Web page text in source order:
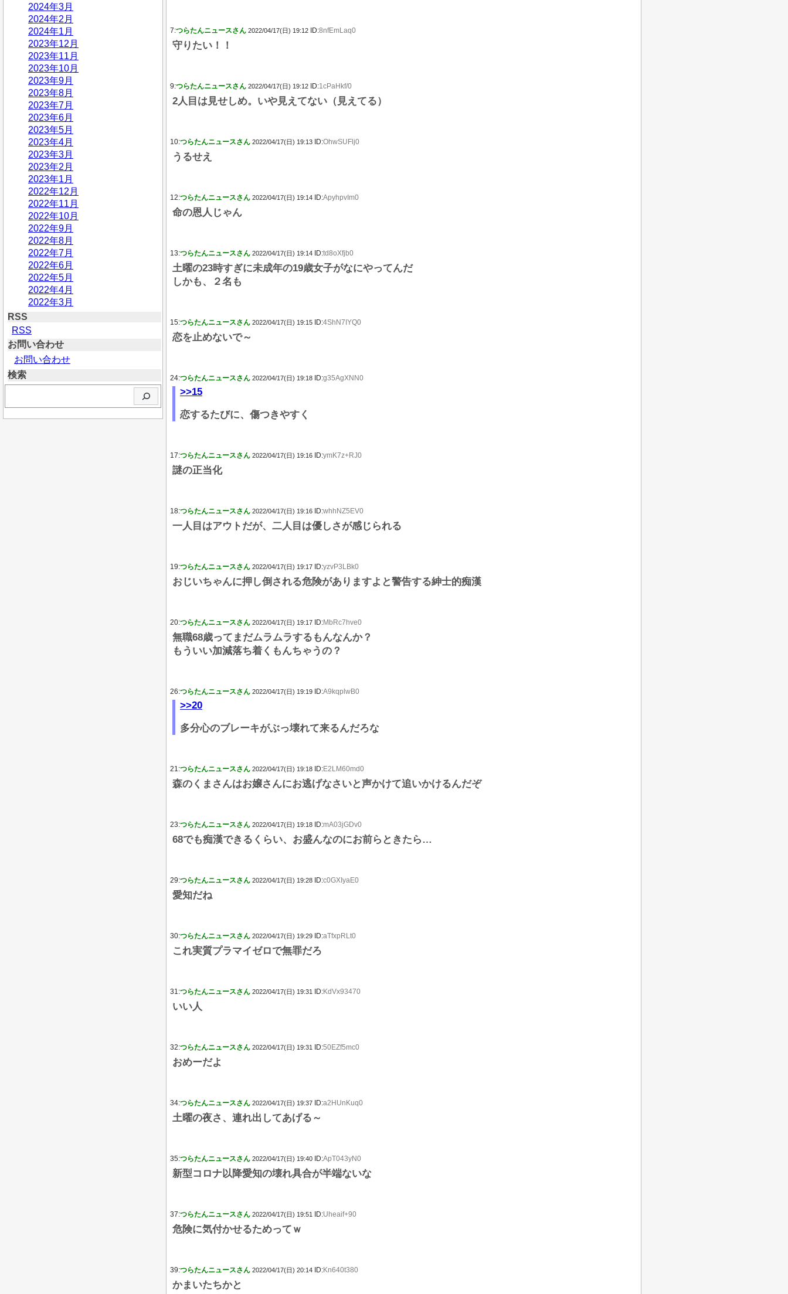
2024年3月
2024年2月
2024年1月
2023年12月
2023年11月
2023年10月
2023年9月
2023年8月
2023年7月
2023年6月
2023年5月
2023年4月
2023年3月
2023年2月
2023年1月
2022年12月
2022年11月
2022年10月
2022年9月
2022年8月
2022年7月
2022年6月
2022年5月
2022年4月
2022年3月
RSS
RSS
お問い合わせ
お問い合わせ
検索
7:つらたんニュースさん 2022/04/17(日) 19:12 ID:8nfEmLaq0
守りたい！！
9:つらたんニュースさん 2022/04/17(日) 19:12 ID:1cPaHkf/0
2人目は見せしめ。いや見えてない（見えてる）
10:つらたんニュースさん 2022/04/17(日) 19:13 ID:OhwSUFlj0
うるせえ
12:つらたんニュースさん 2022/04/17(日) 19:14 ID:ApyhpvIm0
命の恩人じゃん
13:つらたんニュースさん 2022/04/17(日) 19:14 ID:td8oXfjb0
土曜の23時すぎに未成年の19歳女子がなにやってんだ
しかも、２名も
15:つらたんニュースさん 2022/04/17(日) 19:15 ID:4ShN7IYQ0
恋を止めないで～
24:つらたんニュースさん 2022/04/17(日) 19:18 ID:g35AgXNN0
>>15
恋するたびに、傷つきやすく
17:つらたんニュースさん 2022/04/17(日) 19:16 ID:ymK7z+RJ0
謎の正当化
18:つらたんニュースさん 2022/04/17(日) 19:16 ID:whhNZ5EV0
一人目はアウトだが、二人目は優しさが感じられる
19:つらたんニュースさん 2022/04/17(日) 19:17 ID:yzvP3LBk0
おじいちゃんに押し倒される危険がありますよと警告する紳士的痴漢
20:つらたんニュースさん 2022/04/17(日) 19:17 ID:MbRc7hve0
無職68歳ってまだムラムラするもんなんか？
もういい加減落ち着くもんちゃうの？
26:つらたんニュースさん 2022/04/17(日) 19:19 ID:A9kqplwB0
>>20
多分心のブレーキがぶっ壊れて来るんだろな
21:つらたんニュースさん 2022/04/17(日) 19:18 ID:E2LM60md0
森のくまさんはお嬢さんにお逃げなさいと声かけて追いかけるんだぞ
23:つらたんニュースさん 2022/04/17(日) 19:18 ID:mA03jGDv0
68でも痴漢できるくらい、お盛んなのにお前らときたら…
29:つらたんニュースさん 2022/04/17(日) 19:28 ID:c0GXIyaE0
愛知だね
30:つらたんニュースさん 2022/04/17(日) 19:29 ID:aTfxpRLt0
これ実質プラマイゼロで無罪だろ
31:つらたんニュースさん 2022/04/17(日) 19:31 ID:KdVx93470
いい人
32:つらたんニュースさん 2022/04/17(日) 19:31 ID:50EZf5mc0
おめーだよ
34:つらたんニュースさん 2022/04/17(日) 19:37 ID:a2HUnKuq0
土曜の夜さ、連れ出してあげる～
35:つらたんニュースさん 2022/04/17(日) 19:40 ID:ApT043yN0
新型コロナ以降愛知の壊れ具合が半端ないな
37:つらたんニュースさん 2022/04/17(日) 19:51 ID:Uheaif+90
危険に気付かせるためってｗ
39:つらたんニュースさん 2022/04/17(日) 20:14 ID:Kn640t380
かまいたちかと